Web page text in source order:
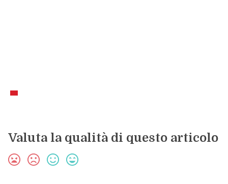
Valuta la qualità di questo articolo